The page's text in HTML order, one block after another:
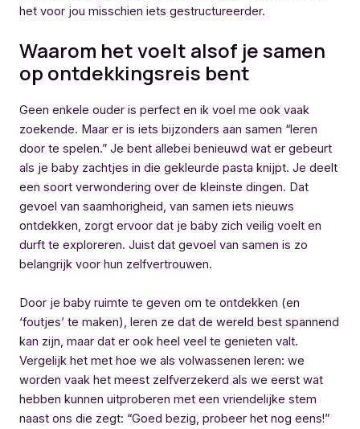
het voor jou misschien iets gestructureerder.
Waarom het voelt alsof je samen
op ontdekkingsreis bent
Geen enkele ouder is perfect en ik voel me ook vaak
zoekende. Maar er is iets bijzonders aan samen “leren
door te spelen.” Je bent allebei benieuwd wat er gebeurt
als je baby zachtjes in die gekleurde pasta knijpt. Je deelt
een soort verwondering over de kleinste dingen. Dat
gevoel van saamhorigheid, van samen iets nieuws
ontdekken, zorgt ervoor dat je baby zich veilig voelt en
durft te exploreren. Juist dat gevoel van samen is zo
belangrijk voor hun zelfvertrouwen.
Door je baby ruimte te geven om te ontdekken (en
‘foutjes’ te maken), leren ze dat de wereld best spannend
kan zijn, maar dat er ook heel veel te genieten valt.
Vergelijk het met hoe we als volwassenen leren: we
worden vaak het meest zelfverzekerd als we eerst wat
hebben kunnen uitproberen met een vriendelijke stem
naast ons die zegt: “Goed bezig, probeer het nog eens!”